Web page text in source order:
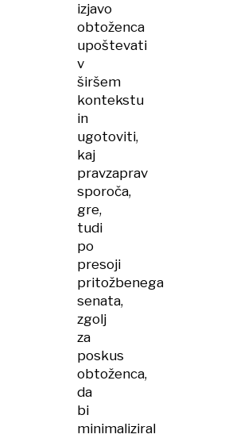
izjavo
obtoženca
upoštevati
v
širšem
kontekstu
in
ugotoviti,
kaj
pravzaprav
sporoča,
gre,
tudi
po
presoji
pritožbenega
senata,
zgolj
za
poskus
obtoženca,
da
bi
minimaliziral